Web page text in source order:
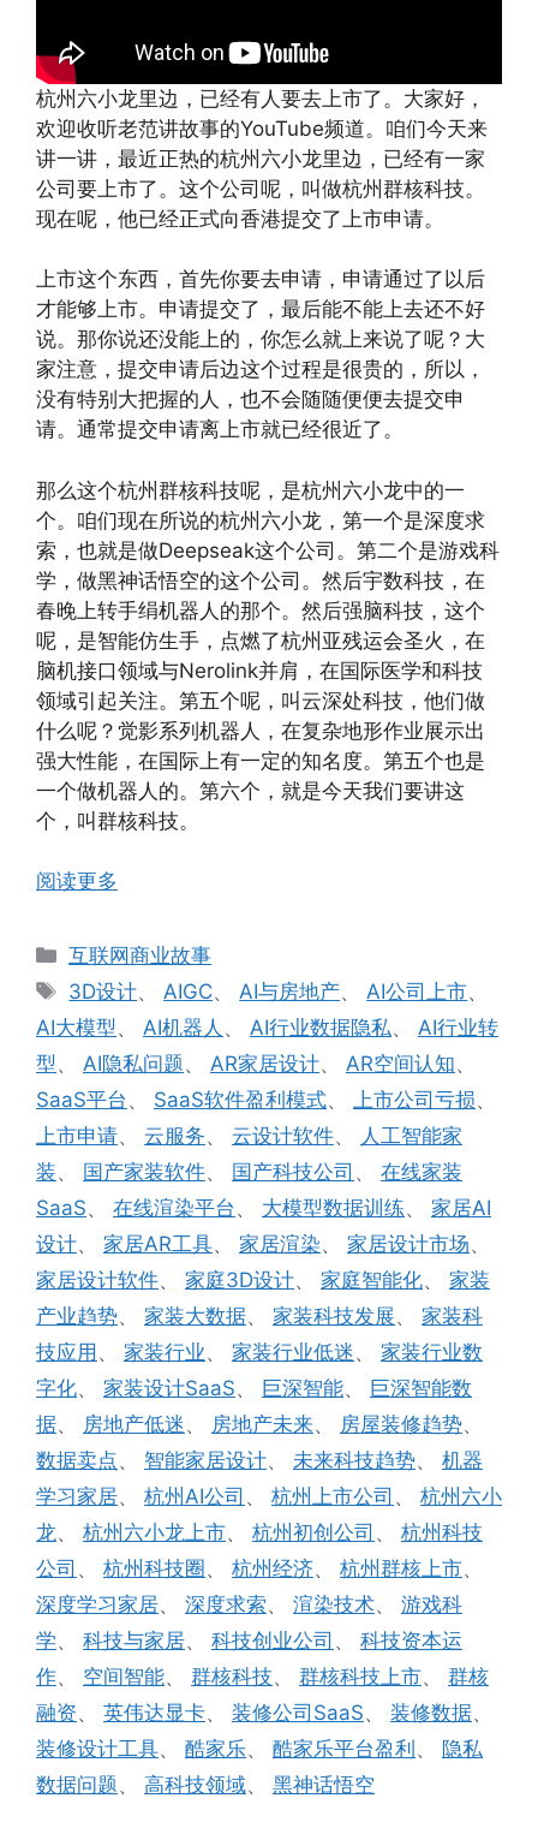
杭州六小龙里边，已经有人要去上市了。大家好，
欢迎收听老范讲故事的YouTube频道。咱们今天来
讲一讲，最近正热的杭州六小龙里边，已经有一家
公司要上市了。这个公司呢，叫做杭州群核科技。
现在呢，他已经正式向香港提交了上市申请。
上市这个东西，首先你要去申请，申请通过了以后
才能够上市。申请提交了，最后能不能上去还不好
说。那你说还没能上的，你怎么就上来说了呢？大
家注意，提交申请后边这个过程是很贵的，所以，
没有特别大把握的人，也不会随随便便去提交申
请。通常提交申请离上市就已经很近了。
那么这个杭州群核科技呢，是杭州六小龙中的一
个。咱们现在所说的杭州六小龙，第一个是深度求
索，也就是做Deepseak这个公司。第二个是游戏科
学，做黑神话悟空的这个公司。然后宇数科技，在
春晚上转手绢机器人的那个。然后强脑科技，这个
呢，是智能仿生手，点燃了杭州亚残运会圣火，在
脑机接口领域与Nerolink并肩，在国际医学和科技
领域引起关注。第五个呢，叫云深处科技，他们做
什么呢？觉影系列机器人，在复杂地形作业展示出
强大性能，在国际上有一定的知名度。第五个也是
一个做机器人的。第六个，就是今天我们要讲这
个，叫群核科技。
阅读更多
分
类
互联网商业故事
标
签
3D设计、AIGC、AI与房地产、AI公司上市、
AI大模型、 AI机器人 、 AI行业数据隐私、 AI行业转
型、 AI隐私问题、 AR家居设计、 AR空间认知、
SaaS平台 、 SaaS软件盈利模式、 上市公司亏损、
上市申请、 云服务、 云设计软件、
人工智能家
装、 国产家装软件、 国产科技公司 、 在线家装
SaaS、 在线渲染平台 、 大模型数据训练、 家居AI
设计、 家居AR工具、 家居渲染、 家居设计市场、
家居设计软件、 家庭3D设计、 家庭智能化、 家装
产业趋势、 家装大数据、 家装科技发展、 家装科
技应用 、 家装行业、 家装行业低迷、 家装行业数
字化、 家装设计SaaS、 巨深智能、 巨深智能数
据、 房地产低迷、 房地产未来、 房屋装修趋势、
数据卖点、 智能家居设计、 未来科技趋势、 机器
学习家居、 杭州AI公司 、 杭州上市公司 、 杭州六小
龙、 杭州六小龙上市、 杭州初创公司 、 杭州科技
公司 、 杭州科技圈 、 杭州经济、 杭州群核上市、
深度学习家居、 深度求索、 渲染技术、 游戏科
学、 科技与家居、 科技创业公司 、 科技资本运
作、 空间智能、 群核科技、 群核科技上市、 群核
融资、 英伟达显卡、 装修公司SaaS、 装修数据、
装修设计工具、 酷家乐、 酷家乐平台盈利 、 隐私
数据问题、 高科技领域、 黑神话悟空